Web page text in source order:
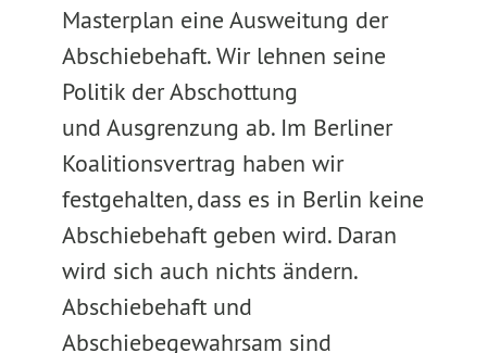
Masterplan eine Ausweitung der
Abschiebehaft. Wir lehnen seine
Politik der Abschottung
und Ausgrenzung ab. Im Berliner
Koalitionsvertrag haben wir
festgehalten, dass es in Berlin keine
Abschiebehaft geben wird. Daran
wird sich auch nichts ändern.
Abschiebehaft und
Abschiebegewahrsam sind